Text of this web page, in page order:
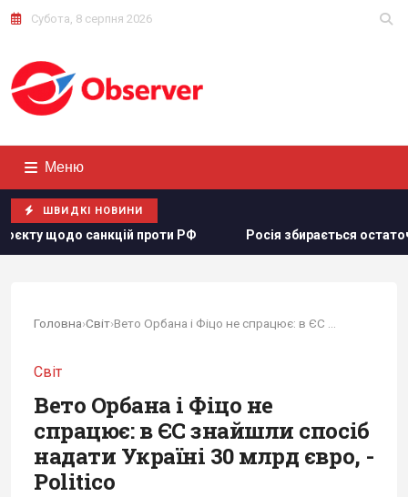
Субота, 8 серпня 2026
Меню
ШВИДКІ НОВИНИ
Росія збирається остаточно анексувати частину Грузії, -
Головна›Світ›
Світ
Вето Орбана і Фіцо не
спрацює: в ЄС знайшли спосіб
надати Україні 30 млрд євро, -
Politico